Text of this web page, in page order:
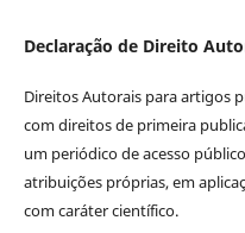
Declaração de Direito
Direitos Autorais para artigos
com direitos de primeira
um periódico de acesso
atribuições próprias, em
com caráter científico.